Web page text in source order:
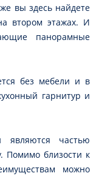
вы здесь найдете
втором этажах. И
панорамные
без мебели и в
гарнитур и
частью
Помимо близости к
можно